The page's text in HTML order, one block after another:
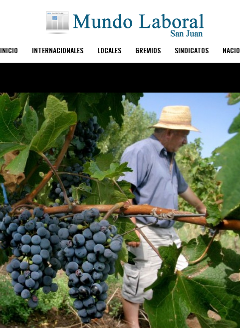
INICIO INTERNACIONALES LOCALES GREMIOS SINDICATOS